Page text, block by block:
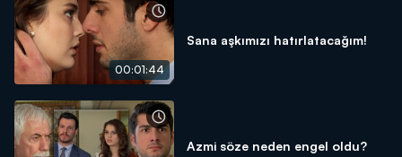
00:01:44
Sana aşkımızı hatırlatacağım!
Azmi söze neden engel oldu?